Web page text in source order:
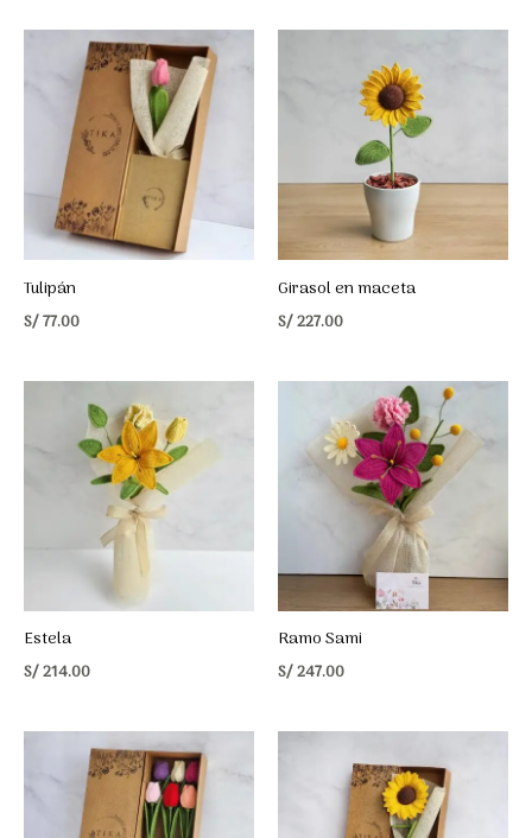
Tulipán
S/77.00
Girasol en maceta
S/227.00
Estela
S/214.00
Ramo Sami
S/247.00